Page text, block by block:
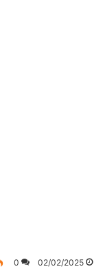
02/02/2025
0